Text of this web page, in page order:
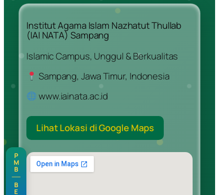
Institut Agama Islam Nazhatut Thullab
(IAI NATA) Sampang
Islamic Campus, Unggul & Berkualitas
Sampang, Jawa Timur, Indonesia
www.iainata.ac.id
Lihat Lokasi di Google Maps
P
M
B
B
E